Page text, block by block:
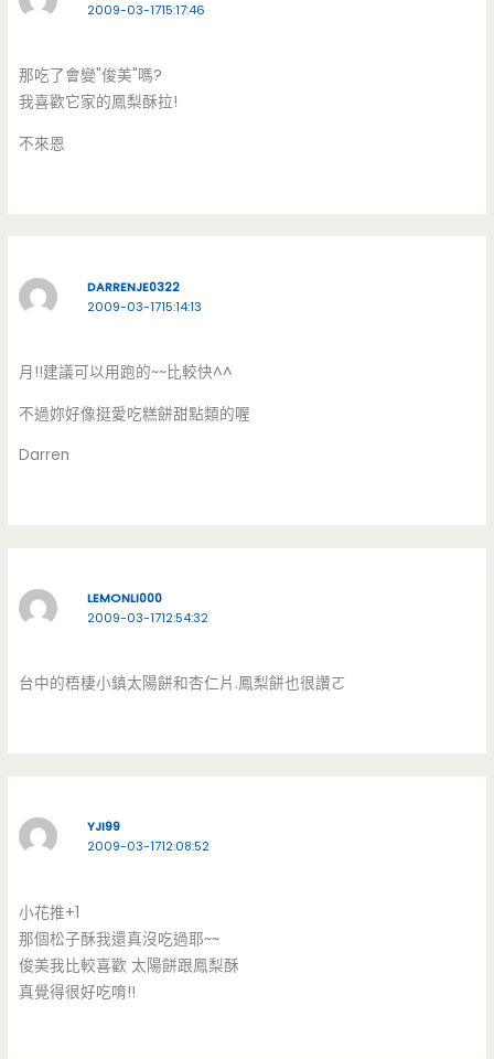
2009-03-1715:17:46
那吃了會變"俊美"嗎?
我喜歡它家的鳳梨酥拉!
不來恩
DARRENJE0322
2009-03-1715:14:13
月!!建議可以用跑的~~比較快^^
不過妳好像挺愛吃糕餅甜點類的喔
Darren
LEMONLI000
2009-03-1712:54:32
台中的梧棲小鎮太陽餅和杏仁片.鳳梨餅也很讚ㄛ
YJI99
2009-03-1712:08:52
小花推+1
那個松子酥我還真沒吃過耶~~
俊美我比較喜歡 太陽餅跟鳳梨酥
真覺得很好吃唷!!